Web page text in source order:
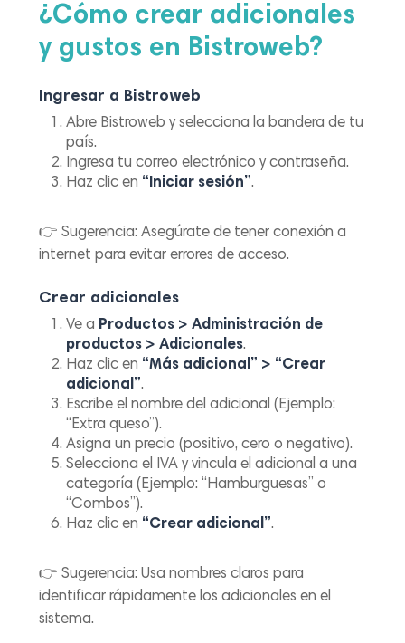
¿Cómo crear adicionales
y gustos en Bistroweb?
Ingresar a Bistroweb
Abre Bistroweb y selecciona la bandera de tu
país.
Ingresa tu correo electrónico y contraseña.
Haz clic en “Iniciar sesión”.
👉Sugerencia: Asegúrate de tener conexión a
internet para evitar errores de acceso.
Crear adicionales
Ve a Productos > Administración de
productos > Adicionales.
Haz clic en “Más adicional” > “Crear
adicional”.
Escribe el nombre del adicional (Ejemplo:
“Extra queso”).
Asigna un precio (positivo, cero o negativo).
Selecciona el IVA y vincula el adicional a una
categoría (Ejemplo: “Hamburguesas” o
“Combos”).
Haz clic en “Crear adicional”.
👉Sugerencia: Usa nombres claros para
identificar rápidamente los adicionales en el
sistema.